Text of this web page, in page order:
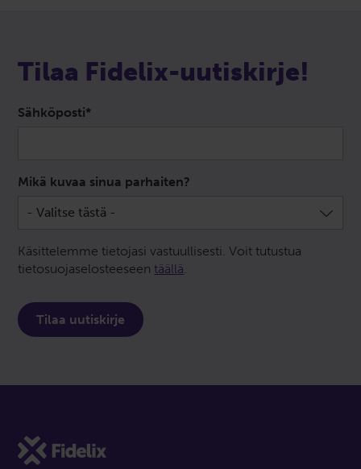
Tilaa Fidelix-uutiskirje!
Sähköposti*
Mikä kuvaa sinua parhaiten?
Käsittelemme tietojasi vastuullisesti. Voit tutustua
tietosuojaselosteeseen täällä.